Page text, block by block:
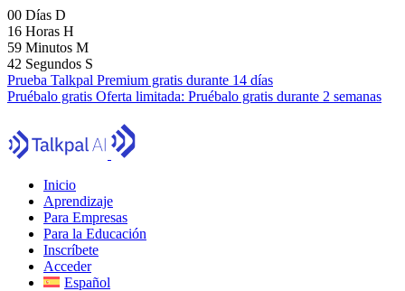
00 Días D
16 Horas H
59 Minutos M
41 Segundos S
Prueba Talkpal Premium gratis durante 14 días
Pruébalo gratis Oferta limitada: Pruébalo gratis durante 2 semanas
Inicio
Aprendizaje
Para Empresas
Para la Educación
Inscríbete
Acceder
Español